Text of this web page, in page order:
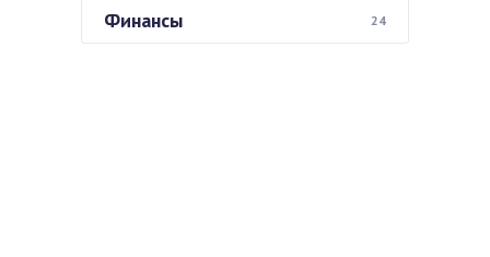
Финансы 24